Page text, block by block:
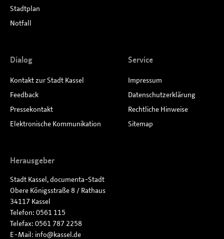
Stadtplan
Notfall
Dialog
Kontakt zur Stadt Kassel
Feedback
Pressekontakt
Elektronische Kommunikation
Service
Impressum
Datenschutzerklärung
Rechtliche Hinweise
Sitemap
Herausgeber
Stadt Kassel, documenta-Stadt
Obere Königsstraße 8 / Rathaus
34117 Kassel
Telefon: 0561 115
Telefax: 0561 787 2258
E-Mail: info kassel de